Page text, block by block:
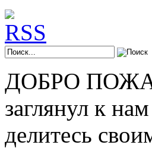
ДОБРО
заглянул к
делитесь